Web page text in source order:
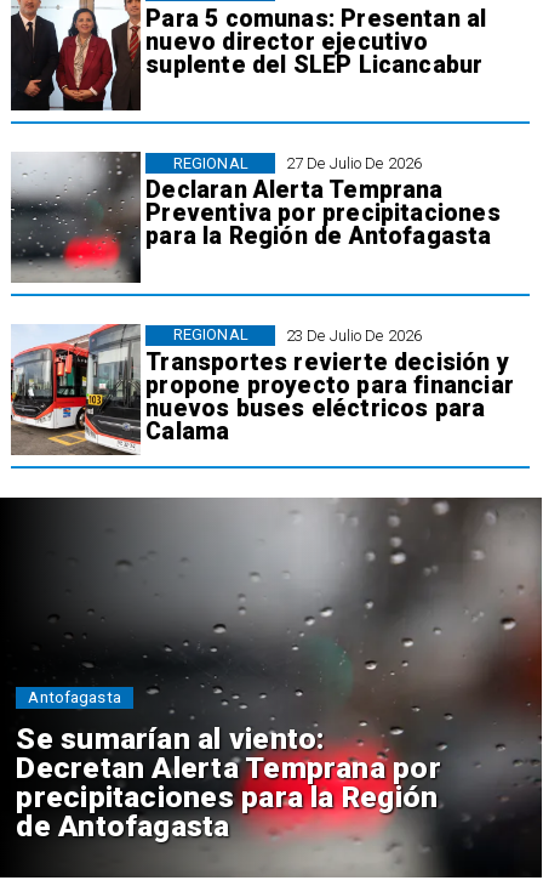
Para 5 comunas: Presentan al
nuevo director ejecutivo
suplente del SLEP Licancabur
27 De Julio De 2026
Declaran Alerta Temprana
Preventiva por precipitaciones
para la Región de Antofagasta
REGIONAL
23 De Julio De 2026
Transportes revierte decisión y
propone proyecto para financiar
nuevos buses eléctricos para
Calama
REGIONAL
Se sumarían al viento:
Decretan Alerta Temprana por
precipitaciones para la Región
de Antofagasta
Antofagasta